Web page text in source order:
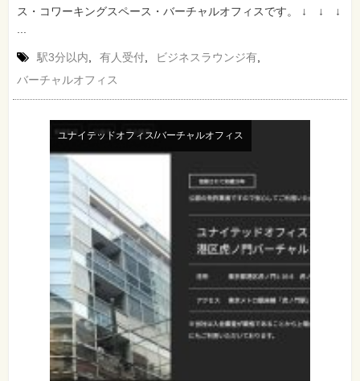
ス・コワーキングスペース・バーチャルオフィスです。 ↓ ↓ ↓
駅3分以内 有人受付 ビジネスラウンジ有
バーチャルオフィス
ユナイテッドオフィス/バーチャルオフィス